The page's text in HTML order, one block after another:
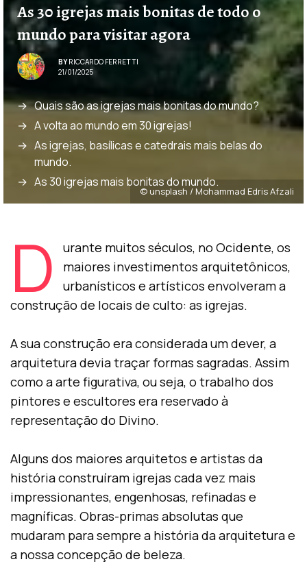
As 30 igrejas mais bonitas de todo o
mundo para visitar agora
BY RICCARDO FERRETTI
21/01/2025
Quais são as igrejas mais bonitas do mundo?
A volta ao mundo em 30 igrejas!
As igrejas, basílicas e catedrais mais belas do
mundo.
As 30 igrejas mais bonitas do mundo.
© unsplash / Mohammad Edris Afzali
D
urante muitos séculos, no Ocidente, os
maiores investimentos arquitetônicos,
urbanísticos e artísticos envolveram a
construção de locais de culto: as igrejas.
A sua construção era considerada um dever, a
arquitetura devia traçar formas sagradas. Assim
como a arte figurativa, ou seja, o trabalho dos
pintores e escultores era reservado à
representação do Divino.
Alguns dos maiores arquitetos e artistas da
história construíram igrejas cada vez mais
impressionantes, engenhosas, refinadas e
magníficas. Obras-primas absolutas que
mudaram para sempre a história da arquitetura e
a nossa concepção de beleza.